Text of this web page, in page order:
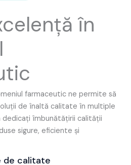
în
farmaceutic ne permite să
de înaltă calitate în multiple
îmbunătățirii calității
sigure, eficiente și
de calitate